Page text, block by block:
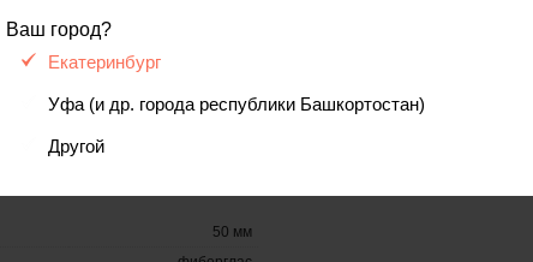
Ваш город?
Екатеринбург
Уфа (и др. города республики Башкортостан)
Другой
Отзывы, вопросы
50 мм